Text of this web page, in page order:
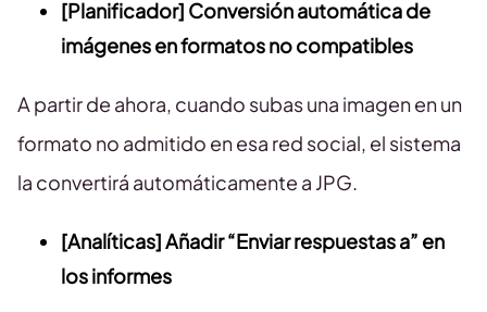
[Planificador] Conversión automática de
imágenes en formatos no compatibles
A partir de ahora, cuando subas una imagen en un
formato no admitido en esa red social, el sistema
la convertirá automáticamente a JPG.
[Analíticas] Añadir “Enviar respuestas a” en
los informes